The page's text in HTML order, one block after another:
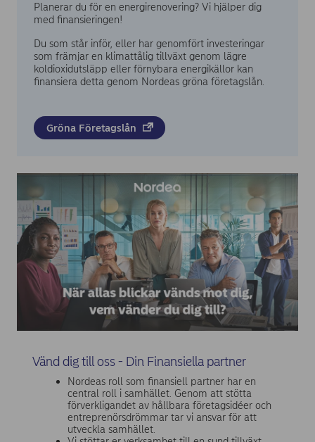
Planerar du för en energirenovering? Vi hjälper dig
med finansieringen!
Du som står inför, eller har genomfört investeringar
som främjar en klimattålig tillväxt genom lägre
koldioxidutsläpp eller förnybara energikällor kan
finansiera detta genom Nordeas gröna företagslån.
Gröna Företagslån
Vänd dig till oss - Din Finansiella partner
Nordeas roll som finansiell partner har en
central roll i samhället. Genom att stötta
förverkligandet av hållbara företagsidéer och
entreprenörsdrömmar tar vi ansvar för att
utveckla samhället.